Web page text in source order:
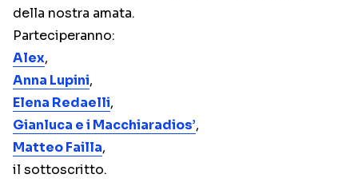
della nostra amata.
Parteciperanno:
Alex,
Anna Lupini,
Elena Redaelli,
Gianluca e i Macchiaradios’,
Matteo Failla,
il sottoscritto.